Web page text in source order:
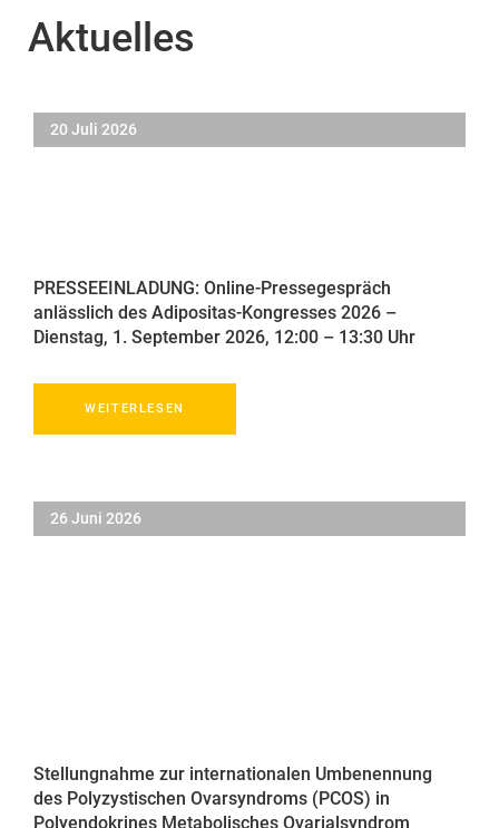
Aktuelles
20 Juli 2026
PRESSEEINLADUNG: Online-Pressegespräch
anlässlich des Adipositas-Kongresses 2026 –
Dienstag, 1. September 2026, 12:00 – 13:30 Uhr
WEITERLESEN
26 Juni 2026
Stellungnahme zur internationalen Umbenennung
des Polyzystischen Ovarsyndroms (PCOS) in
Polyendokrines Metabolisches Ovarialsyndrom